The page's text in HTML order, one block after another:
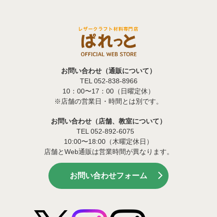
お問い合わせ（通販について）
TEL 052-838-8966
10：00〜17：00（日曜定休）
※店舗の営業日・時間とは別です。
お問い合わせ（店舗、教室について）
TEL 052-892-6075
10:00〜18:00（木曜定休日）
店舗とWeb通販は営業時間が異なります。
お問い合わせフォーム